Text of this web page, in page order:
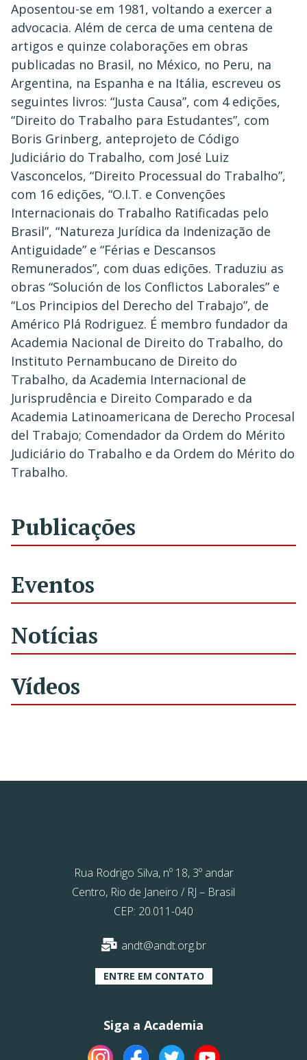
Aposentou-se em 1981, voltando a exercer a
advocacia. Além de cerca de uma centena de
artigos e quinze colaborações em obras
publicadas no Brasil, no México, no Peru, na
Argentina, na Espanha e na Itália, escreveu os
seguintes livros: “Justa Causa”, com 4 edições,
“Direito do Trabalho para Estudantes”, com
Boris Grinberg, anteprojeto de Código
Judiciário do Trabalho, com José Luiz
Vasconcelos, “Direito Processual do Trabalho”,
com 16 edições, “O.I.T. e Convenções
Internacionais do Trabalho Ratificadas pelo
Brasil”, “Natureza Jurídica da Indenização de
Antiguidade” e “Férias e Descansos
Remunerados”, com duas edições. Traduziu as
obras “Solución de los Conflictos Laborales” e
“Los Principios del Derecho del Trabajo”, de
Américo Plá Rodriguez. É membro fundador da
Academia Nacional de Direito do Trabalho, do
Instituto Pernambucano de Direito do
Trabalho, da Academia Internacional de
Jurisprudência e Direito Comparado e da
Academia Latinoamericana de Derecho Procesal
del Trabajo; Comendador da Ordem do Mérito
Judiciário do Trabalho e da Ordem do Mérito do
Trabalho.
Publicações
Eventos
Notícias
Vídeos
Rua Rodrigo Silva, nº 18, 3º andar
Centro, Rio de Janeiro / RJ – Brasil
CEP: 20.011-040
andt@andt.org.br
ENTRE EM CONTATO
Siga a Academia